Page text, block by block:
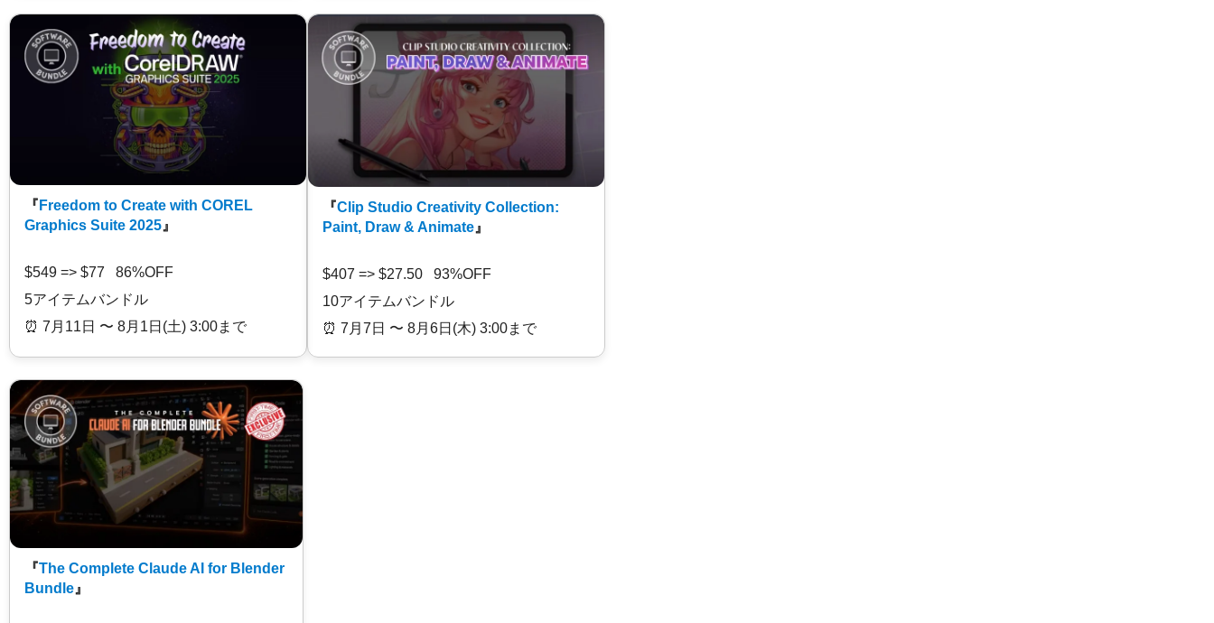
『 Freedom to Create with COREL
Graphics Suite 2025 』
$549 => $77 86%OFF
5アイテムバンドル
⏰️ 7月11日 〜 8月1日(土) 3:00まで
『Clip Studio Creativity Collection:
Paint, Draw & Animate 』
$407 => $27.50 93%OFF
10アイテムバンドル
⏰️ 7月7日 〜 8月6日(木) 3:00まで
『The Complete Claude AI for Blender
Bundle 』